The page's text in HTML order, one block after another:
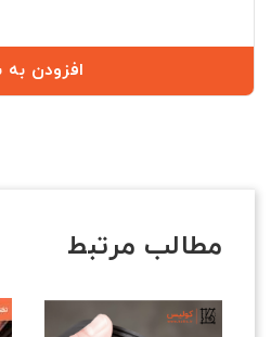
افزودن به
مطالب مرتبط